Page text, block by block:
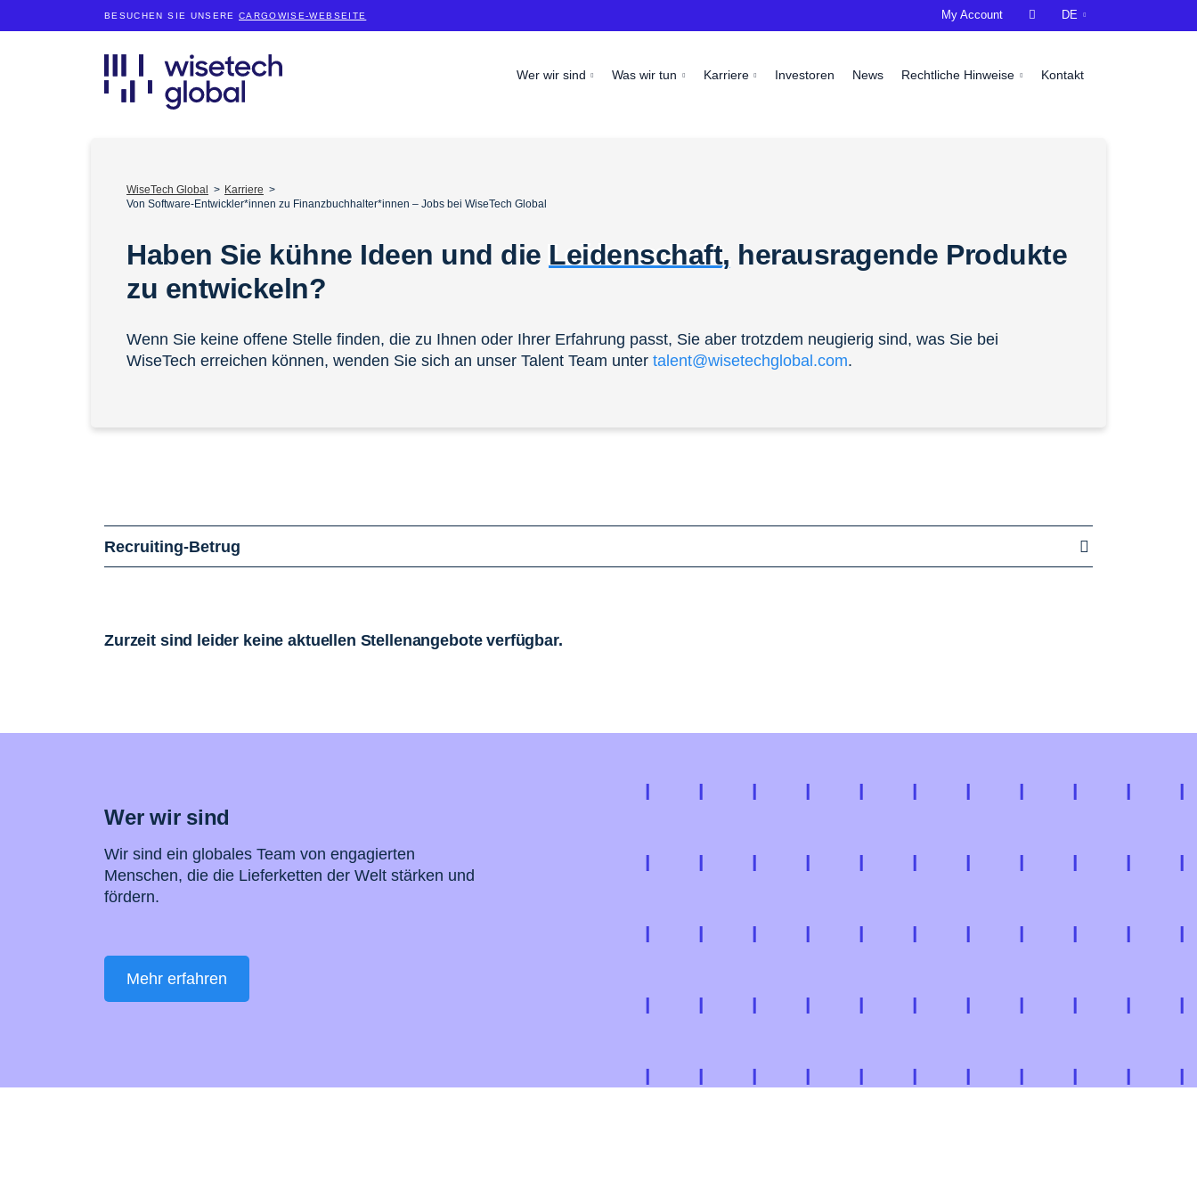
BESUCHEN SIE UNSERE CARGOWISE-WEBSEITE
Wer wir sind Was wir tun Karriere Investoren News Rechtliche Hinweise Kontakt
My Account  DE
WiseTech Global
Karriere
Von Software-Entwickler*innen zu Finanzbuchhalter*innen – Jobs bei WiseTech Global
Haben Sie kühne Ideen und die Leidenschaft, herausragende Produkte
zu entwickeln?
Wenn Sie keine offene Stelle finden, die zu Ihnen oder Ihrer Erfahrung passt, Sie aber trotzdem neugierig sind, was Sie bei
WiseTech erreichen können, wenden Sie sich an unser Talent Team unter talent@wisetechglobal.com.
Recruiting-Betrug
Zurzeit sind leider keine aktuellen Stellenangebote verfügbar.
Wer wir sind
Wir sind ein globales Team von engagierten
Menschen, die die Lieferketten der Welt stärken und
fördern.
Mehr erfahren